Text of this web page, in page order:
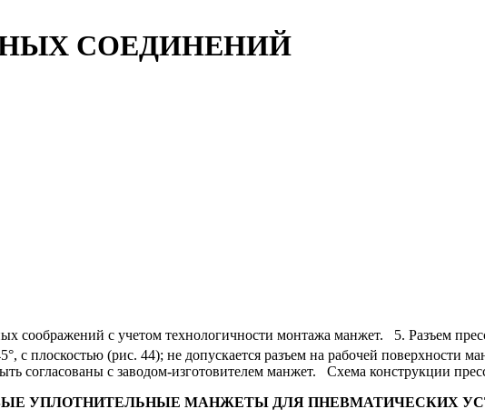
СОЕДИНЕНИЙ
соображений с учетом технологичности монтажа манжет. 5. Разъем
с плоскостью (рис. 44); не допускается разъем на рабочей поверхности
согласованы с заводом-изготовителем манжет. Схема конструкции
УПЛОТНИТЕЛЬНЫЕ МАНЖЕТЫ ДЛЯ ПНЕВМАТИЧЕСКИХ